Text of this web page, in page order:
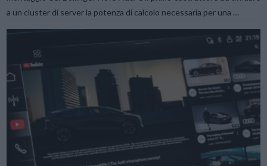
VIEW POST
a un cluster di server la potenza di calcolo necessaria per una …